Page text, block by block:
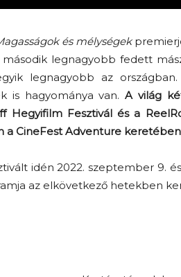
és mélységek
legnagyobb fedett
legnagyobb az
is hagyománya van. A világ
Hegyifilm Fesztivál és a
a CineFest Adventure
idén 2022. szeptember 9.
az elkövetkező hetekben